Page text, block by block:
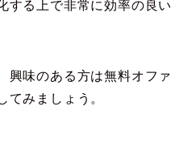
する上で非常に効率の良い
興味のある方は無料オファ
てみましょう。